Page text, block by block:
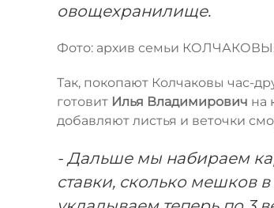
овощехранилище.
Фото: архив семьи
Так, покопают Колчаковы час-
готовит Илья Владимирович на
добавляют листья и веточки
- Дальше мы набираем
ставки, сколько мешков